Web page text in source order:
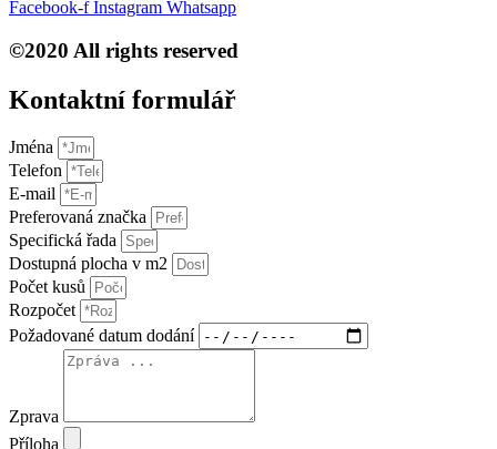
Facebook-f Instagram Whatsapp
©2020 All rights reserved
Kontaktní formulář​
Jména
Telefon
E-mail
Preferovaná značka
Specifická řada
Dostupná plocha v m2
Počet kusů
Rozpočet
Požadované datum dodání
Zprava
Příloha